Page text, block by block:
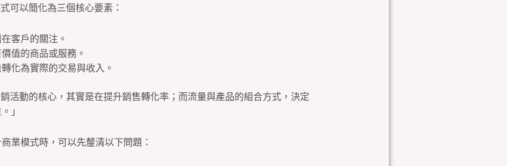
可以簡化為三個核心要素：
客戶的關注。
值的商品或服務。
轉化為實際的交易與收入。
活動的核心，其實是在提升銷售轉化率；而流量與產品的組合方式，決定
」
業模式時，可以先釐清以下問題：